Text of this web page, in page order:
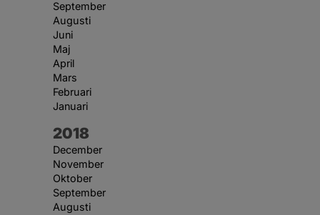
September
Augusti
Juni
Maj
April
Mars
Februari
Januari
År:
2018
December
November
Oktober
September
Augusti